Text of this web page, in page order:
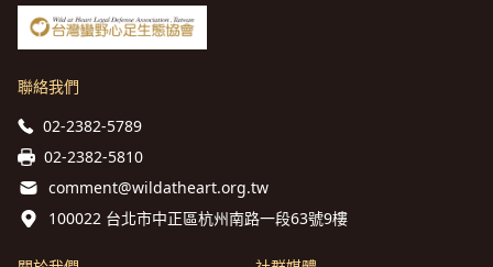
聯絡我們
02-2382-5789
02-2382-5810
comment@wildatheart.org.tw
100022 台北市中正區杭州南路一段63號9樓